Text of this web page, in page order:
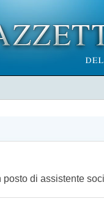
di assistente